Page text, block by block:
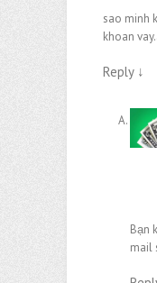
sao minh
khoan
Reply ↓
Bạn
mail